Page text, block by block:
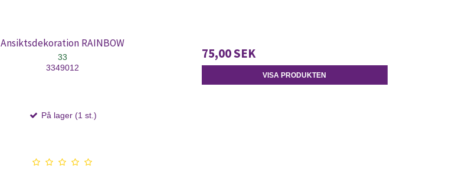
Ansiktsdekoration RAINBOW
33
3349012
På lager (1 st.)
75,00 SEK
VISA PRODUKTEN